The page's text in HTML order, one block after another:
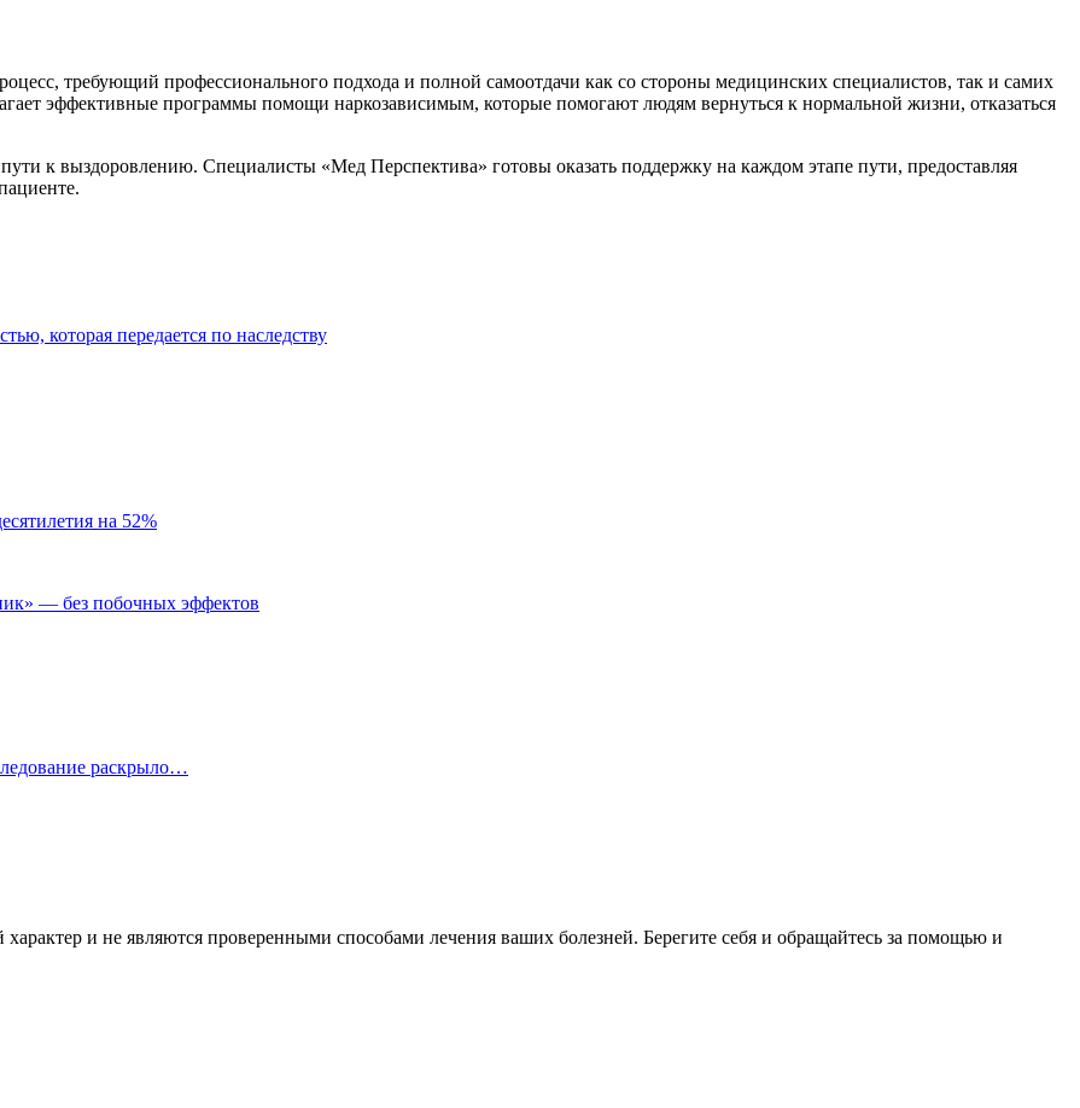
требующий профессионального подхода и полной самоотдачи как со стороны медицинских специалистов, так и самих
эффективные программы помощи наркозависимым, которые помогают людям вернуться к нормальной жизни, отказаться
к выздоровлению. Специалисты «Мед Перспектива» готовы оказать поддержку на каждом этапе пути, предоставляя
которая передается по наследству
на 52%
— без побочных эффектов
раскрыло…
и не являются проверенными способами лечения ваших болезней. Берегите себя и обращайтесь за помощью и